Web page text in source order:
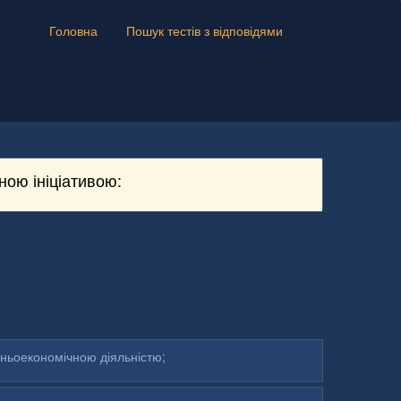
Головна Пошук тестів з відповідями
ініціативою:
діяльністю;